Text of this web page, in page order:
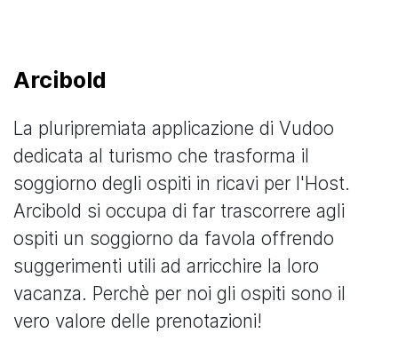
Arcibold
La pluripremiata applicazione di Vudoo
dedicata al turismo che trasforma il
soggiorno degli ospiti in ricavi per l'Host.
Arcibold si occupa di far trascorrere agli
ospiti un soggiorno da favola offrendo
suggerimenti utili ad arricchire la loro
vacanza. Perchè per noi gli ospiti sono il
vero valore delle prenotazioni!